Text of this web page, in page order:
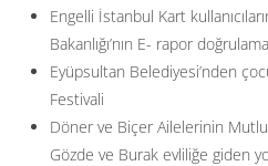
Engelli İstanbul Kart
Bakanlığı’nın E- rapor
Eyüpsultan Belediyesi’nden
Festivali
Döner ve Biçer Ailelerinin
Gözde ve Burak evliliğe giden